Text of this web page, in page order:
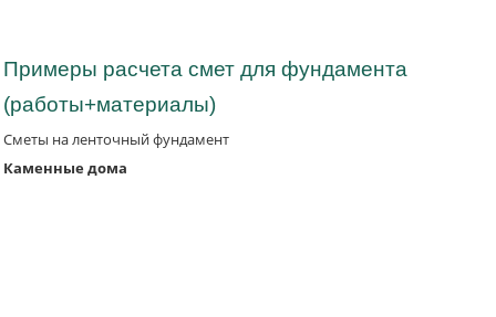
Примеры расчета смет для фундамента
(работы+материалы)
Сметы на ленточный фундамент
Каменные дома